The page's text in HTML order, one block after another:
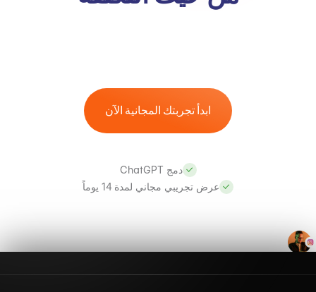
ابدأ تجربتك المجانية الآن
دمج ChatGPT
عرض تجريبي مجاني لمدة 14 يوماً